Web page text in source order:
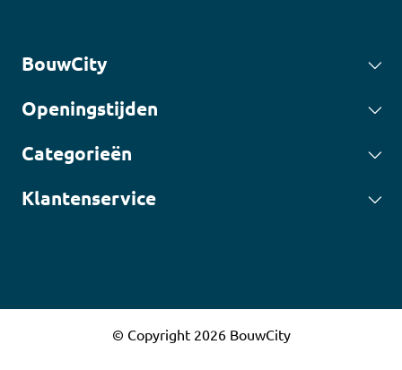
BouwCity
Openingstijden
Categorieën
Klantenservice
© Copyright 2026 BouwCity